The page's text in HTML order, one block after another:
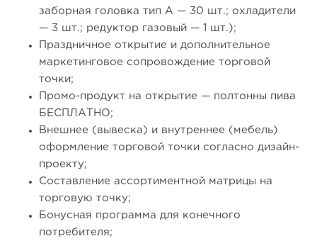
заборная головка тип А — 30 шт.; охладители
— 3 шт.; редуктор газовый — 1 шт.);
Праздничное открытие и дополнительное
маркетинговое сопровождение торговой
точки;
Промо-продукт на открытие — полтонны пива
БЕСПЛАТНО;
Внешнее (вывеска) и внутреннее (мебель)
оформление торговой точки согласно дизайн-
проекту;
Составление ассортиментной матрицы на
торговую точку;
Бонусная программа для конечного
потребителя;